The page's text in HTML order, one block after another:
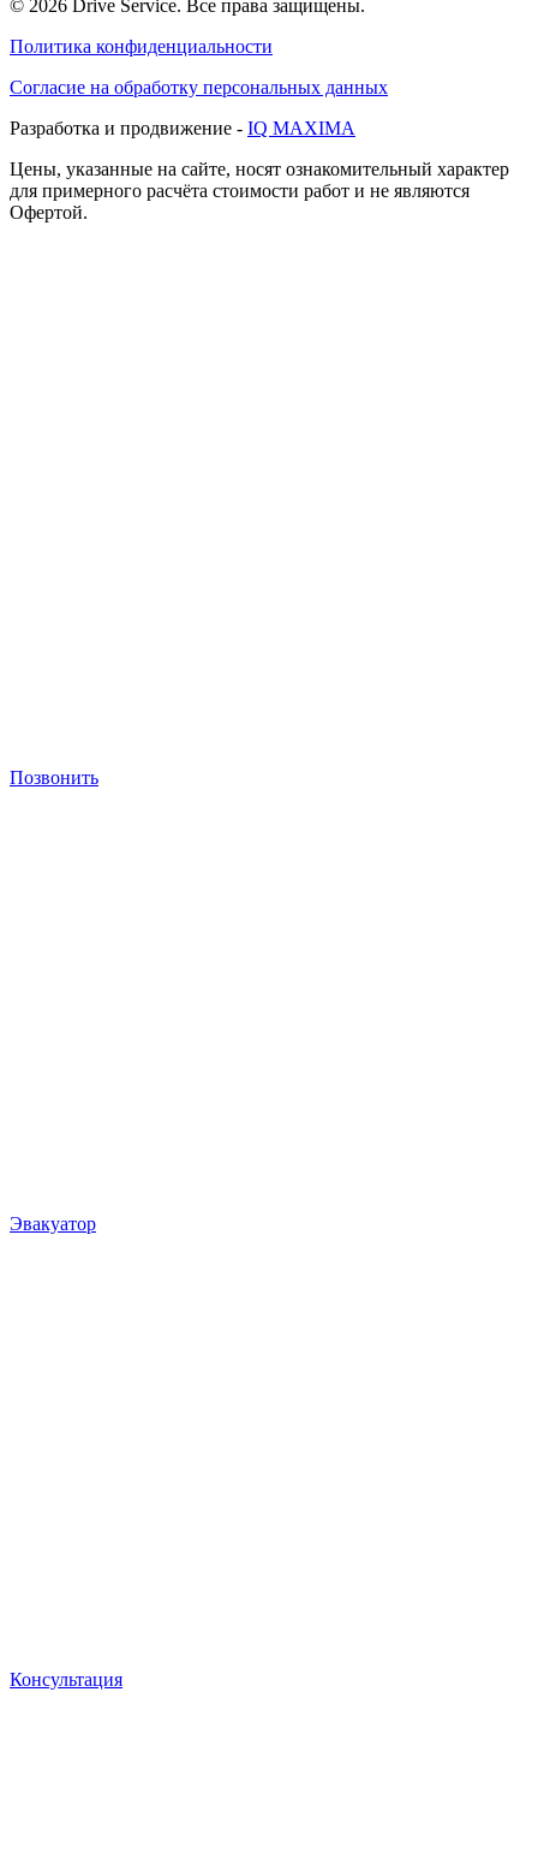
© 2026 Drive Service. Все права защищены.
Политика конфиденциальности
Согласие на обработку персональных данных
Разработка и продвижение - IQ MAXIMA
Цены, указанные на сайте, носят ознакомительный характер
для примерного расчёта стоимости работ и не являются
Офертой.
Позвонить
Эвакуатор
Консультация